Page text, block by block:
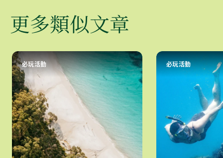
更多類似文章
必玩活動 必玩活動